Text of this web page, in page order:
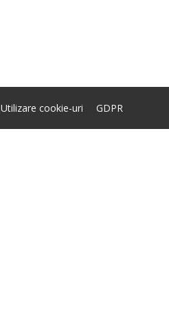
Utilizare cookie-uri GDPR